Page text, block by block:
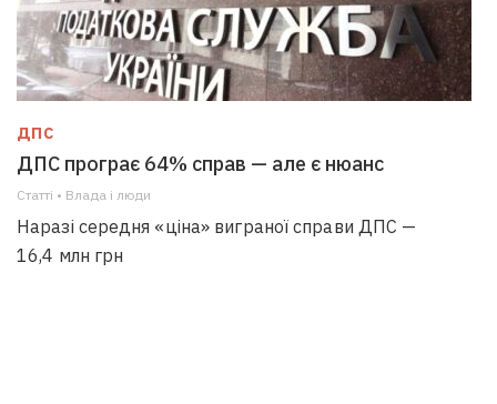
ДПС
ДПС програє 64% справ — але є нюанс
Статті • Влада i люди
Наразі середня «ціна» виграної справи ДПС —
16,4 млн грн